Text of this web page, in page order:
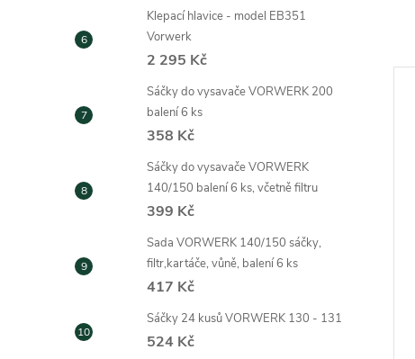
Klepací hlavice - model EB351
Vorwerk
2 295 Kč
Sáčky do vysavače VORWERK 200
balení 6 ks
358 Kč
Sáčky do vysavače VORWERK
140/150 balení 6 ks, včetně filtru
399 Kč
Sada VORWERK 140/150 sáčky,
filtr,kartáče, vůně, balení 6 ks
417 Kč
Sáčky 24 kusů VORWERK 130 - 131
524 Kč
vůně,
140 - 150 balení 6 ks